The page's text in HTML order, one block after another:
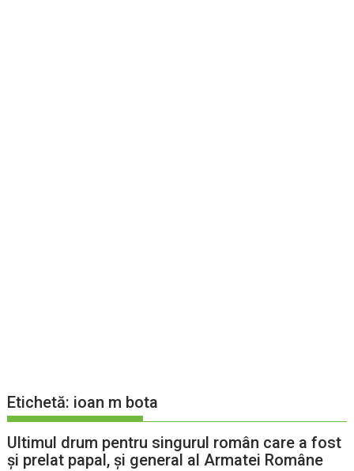
Etichetă: ioan m bota
Ultimul drum pentru singurul român care a fost
și prelat papal, și general al Armatei Române